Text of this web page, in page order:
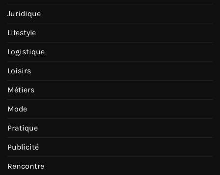
Juridique
Lifestyle
Logistique
Loisirs
Métiers
Mode
Pratique
Publicité
Rencontre